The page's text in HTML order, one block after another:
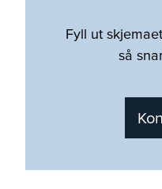
Fyll ut
så